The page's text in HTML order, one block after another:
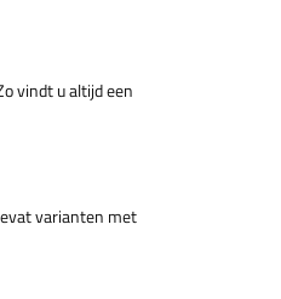
vindt u altijd een
varianten met